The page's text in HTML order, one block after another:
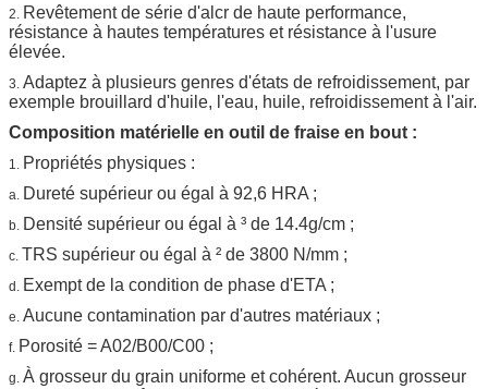
2. Revêtement de série d'alcr de haute performance,
résistance à hautes températures et résistance à l'usure
élevée.
3. Adaptez à plusieurs genres d'états de refroidissement, par
exemple brouillard d'huile, l'eau, huile, refroidissement à l'air.
Composition matérielle en outil de fraise en bout :
1. Propriétés physiques :
a. Dureté supérieur ou égal à 92,6 HRA ;
b. Densité supérieur ou égal à ³ de 14.4g/cm ;
c. TRS supérieur ou égal à ² de 3800 N/mm ;
d. Exempt de la condition de phase d'ETA ;
e. Aucune contamination par d'autres matériaux ;
f. Porosité = A02/B00/C00 ;
g. À grosseur du grain uniforme et cohérent. Aucun grosseur